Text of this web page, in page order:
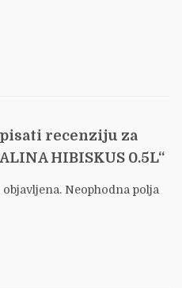
recenziju za
HIBISKUS 0.5L“
objavljena. Neophodna polja